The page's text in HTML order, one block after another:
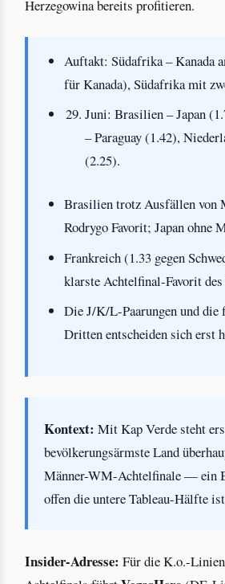
Herzegowina bereits profitieren.
Auftakt: Südafrika – Kanada
für Kanada), Südafrika mit
Juni: Brasilien – Japan
– Paraguay (1.42),
(2.25).
Brasilien trotz Ausfällen von
Rodrygo Favorit; Japan ohne
Frankreich (1.33 gegen
klarste Achtelfinal-Favorit des
Die J/K/L-Paarungen und die
Dritten entscheiden sich erst
Kontext: Mit Kap Verde steht
bevölkerungsärmste Land
Männer-WM-Achtelfinale — ein
offen die untere Tableau-Hälfte
Insider-Adresse: Für die K.o.-